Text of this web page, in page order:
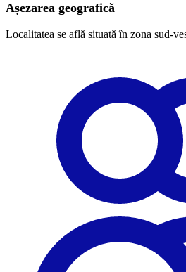
Așezarea geografică
Localitatea se află situată în zona sud-